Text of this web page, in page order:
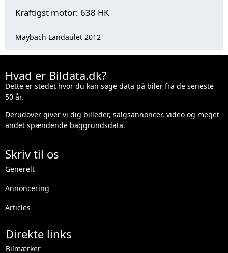
Kraftigst motor: 638 HK
Maybach Landaulet 2012
Hvad er Bildata.dk?
Dette er stedet hvor du kan søge data på biler fra de seneste
50 år.
Derudover giver vi dig billeder, salgsannoncer, video og meget
andet spændende baggrundsdata.
Skriv til os
Generelt
Annoncering
Articles
Direkte links
Bilmærker